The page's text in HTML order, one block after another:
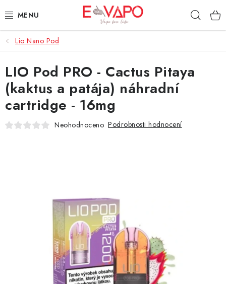
na
3D TISK
TIPY ZA DOBROU CENU
AROMATA A PŘÍCHUTĚ
BÁZE
NIKOTINOVÉ SÁČKY
DÁRKOVÉ VOUCHERY
ATOMIZÉRY A CARTRIDGE
Lio Nano Pod
LIO Pod PRO - Cactus Pitaya
(kaktus a patája) náhradní
cartridge - 16mg
Neohodnoceno Podrobnosti hodnocení